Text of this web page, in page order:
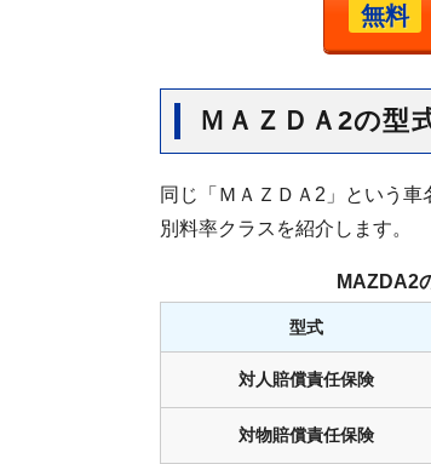
無料
ＭＡＺＤＡ2の型
同じ「ＭＡＺＤＡ2」という
別料率クラスを紹介します。
MAZDA2
型式
対人賠償責任保険
対物賠償責任保険